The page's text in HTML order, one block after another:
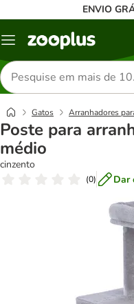
ENVIO
Menu
Pesquisar
produtos
Gatos Arranhadores
Poste para
médio
cinzento
(0) Dar